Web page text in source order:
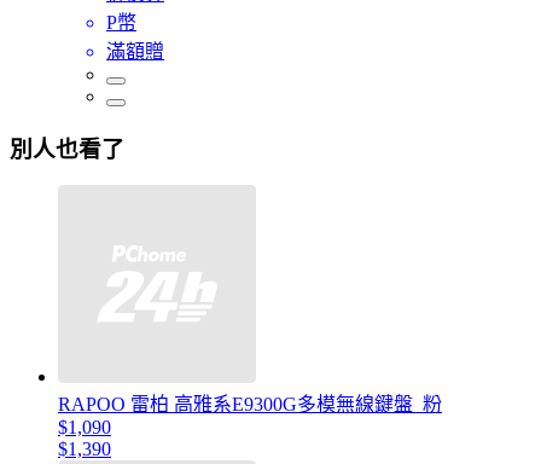
P幣
滿額贈
別人也看了
RAPOO 雷柏 高雅系E9300G多模無線鍵盤_粉
$1,090
$1,390